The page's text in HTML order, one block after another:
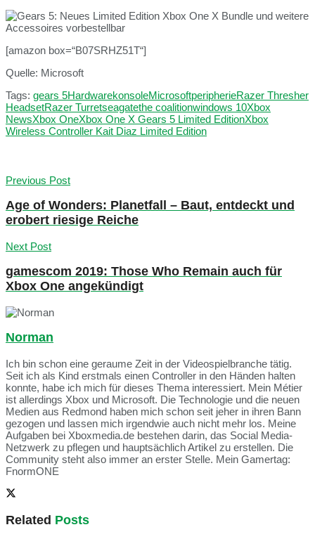
[amazon box=“B07SRHZ51T“]
Quelle: Microsoft
Tags: gears 5HardwarekonsoleMicrosoftperipherieRazer Thresher
HeadsetRazer Turretseagatethe coalitionwindows 10Xbox
NewsXbox OneXbox One X Gears 5 Limited EditionXbox
Wireless Controller Kait Diaz Limited Edition
Previous Post
Age of Wonders: Planetfall – Baut, entdeckt und
erobert riesige Reiche
Next Post
gamescom 2019: Those Who Remain auch für
Xbox One angekündigt
Norman
Ich bin schon eine geraume Zeit in der Videospielbranche tätig.
Seit ich als Kind erstmals einen Controller in den Händen halten
konnte, habe ich mich für dieses Thema interessiert. Mein Métier
ist allerdings Xbox und Microsoft. Die Technologie und die neuen
Medien aus Redmond haben mich schon seit jeher in ihren Bann
gezogen und lassen mich irgendwie auch nicht mehr los. Meine
Aufgaben bei Xboxmedia.de bestehen darin, das Social Media-
Netzwerk zu pflegen und hauptsächlich Artikel zu erstellen. Die
Community steht also immer an erster Stelle. Mein Gamertag:
FnormONE
Related Posts